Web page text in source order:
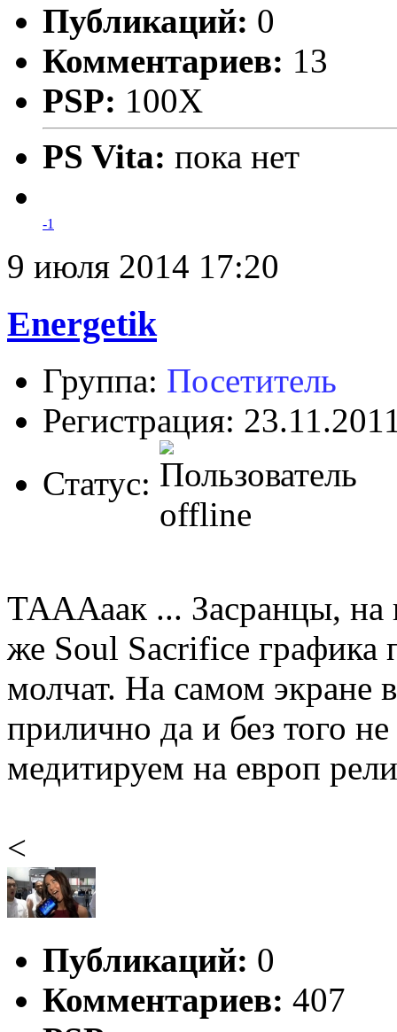
Публикаций: 0
Комментариев: 13
PSP: 100X
PS Vita: пока нет
-1
9 июля 2014 17:20
Energetik
Группа: Посетитель
Регистрация:
Статус:
ТАААаак ... Засранцы, на
же Soul Sacrifice графика
молчат. На самом экране
прилично да и без того
медитируем на европ
<
Публикаций: 0
Комментариев: 407